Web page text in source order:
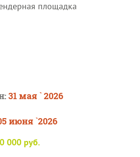
площадка
31 мая ` 2026
июня `2026
000 руб.